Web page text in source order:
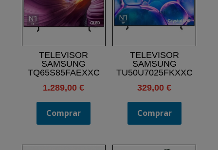
TELEVISOR
SAMSUNG
TQ65S85FAEXXC
1.289,00€
Comprar
TELEVISOR
SAMSUNG
TU50U7025FKXXC
329,00€
Comprar